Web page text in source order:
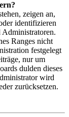
zeigen an,
identifizieren
Administratoren.
Ranges nicht
festgelegt
nur um
dulden dieses
wird
zurücksetzen.